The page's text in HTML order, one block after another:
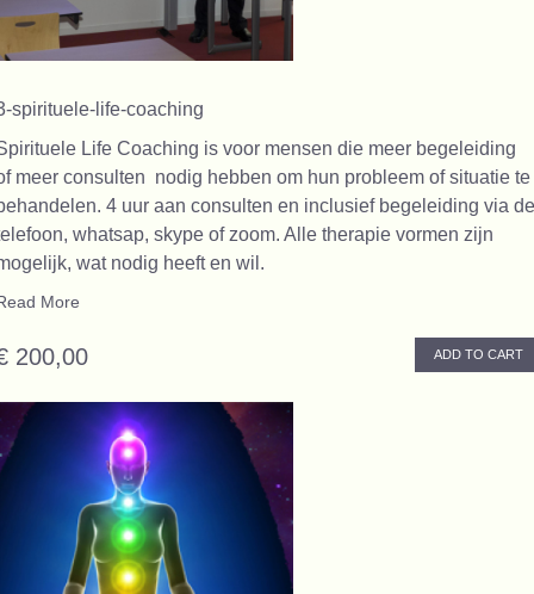
spirituele-life-coaching
Life Coaching is voor mensen die meer begeleiding
meer consulten nodig hebben om hun probleem of situatie te
4 uur aan consulten en inclusief begeleiding via
whatsap, skype of zoom. Alle therapie vormen zijn
wat nodig heeft en wil.
More
200,00 ADD TO CART